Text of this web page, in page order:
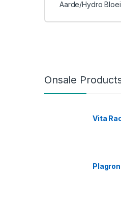
Aarde/Hydro
Onsale
Vita